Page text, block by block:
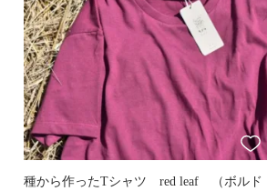
種から作ったTシャツ red leaf （ボルド